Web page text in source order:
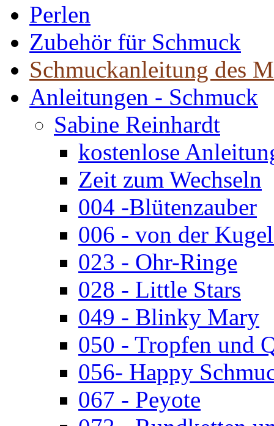
Perlen
Zubehör für Schmuck
Schmuckanleitung des
Anleitungen - Schmuck
Sabine Reinhardt
kostenlose
Zeit zum Wechseln
004 -Blütenzauber
006 - von der
023 - Ohr-Ringe
028 - Little Stars
049 - Blinky Mary
050 - Tropfen und
056- Happy
067 - Peyote